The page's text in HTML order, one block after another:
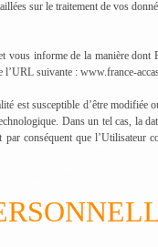
sur le traitement de vos
informe de la manière dont
l’URL suivante : www.france-
est susceptible d’être
Dans un tel cas, la
conséquent que l’Utilisateur